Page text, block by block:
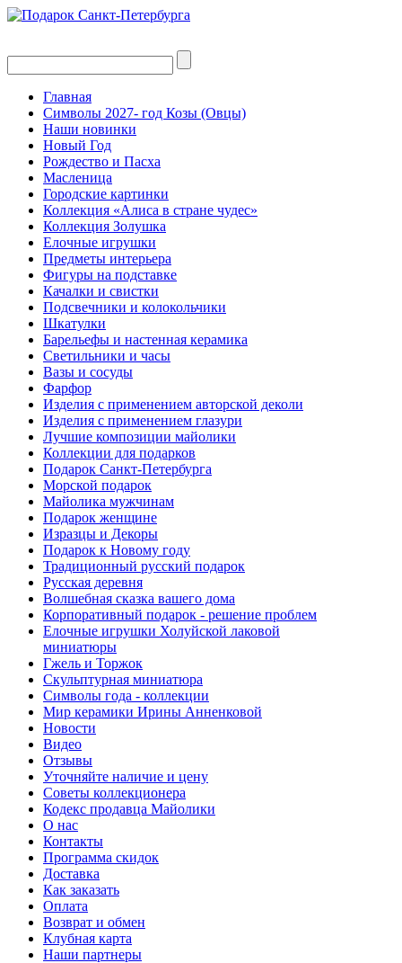
Главная
Символы 2027- год Козы (Овцы)
Наши новинки
Новый Год
Рождество и Пасха
Масленица
Городские картинки
Коллекция «Алиса в стране чудес»
Коллекция Золушка
Елочные игрушки
Предметы интерьера
Фигуры на подставке
Качалки и свистки
Подсвечники и колокольчики
Шкатулки
Барельефы и настенная керамика
Светильники и часы
Вазы и сосуды
Фарфор
Изделия с применением авторской деколи
Изделия с применением глазури
Лучшие композиции майолики
Коллекции для подарков
Подарок Санкт-Петербурга
Морской подарок
Майолика мужчинам
Подарок женщине
Изразцы и Декоры
Подарок к Новому году
Традиционный русский подарок
Русская деревня
Волшебная сказка вашего дома
Корпоративный подарок - решение проблем
Елочные игрушки Холуйской лаковой
миниатюры
Гжель и Торжок
Скульптурная миниатюра
Символы года - коллекции
Мир керамики Ирины Анненковой
Новости
Видео
Отзывы
Уточняйте наличие и цену
Советы коллекционера
Кодекс продавца Майолики
О нас
Контакты
Программа скидок
Доставка
Как заказать
Оплата
Возврат и обмен
Клубная карта
Наши партнеры